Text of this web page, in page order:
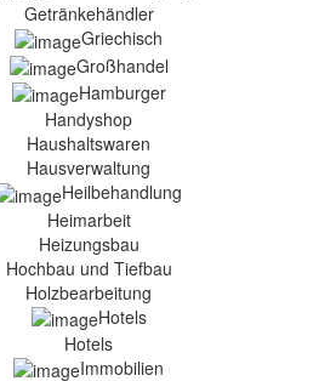
Getränkehändler
Griechisch
Großhandel
Hamburger
Handyshop
Haushaltswaren
Hausverwaltung
Heilbehandlung
Heimarbeit
Heizungsbau
Hochbau und Tiefbau
Holzbearbeitung
Hotels
Hotels
Immobilien